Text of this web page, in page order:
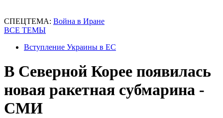
СПЕЦТЕМА: Война в Иране
ВСЕ ТЕМЫ
Вступление Украины в ЕС
В Северной Корее появилась
новая ракетная субмарина -
СМИ